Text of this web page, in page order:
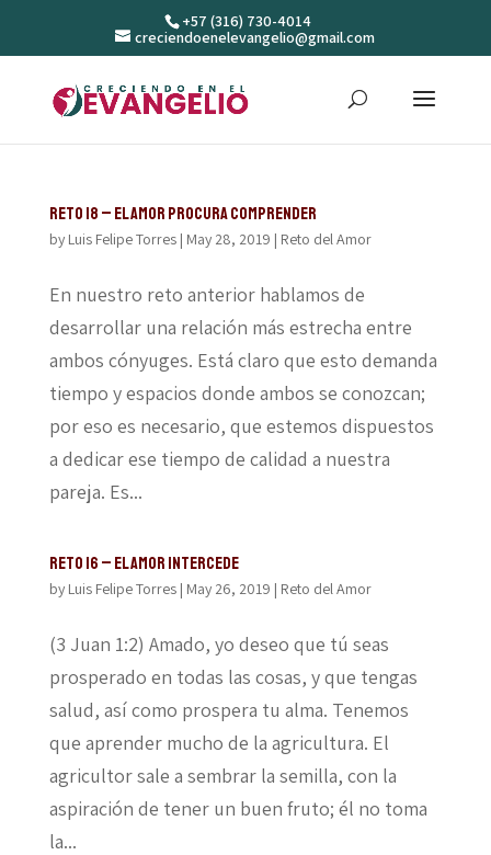
+57 (316) 730-4014
creciendoenelevangelio@gmail.com
Reto 18 – El amor procura comprender
by Luis Felipe Torres| May 28, 2019 | Reto del Amor
En nuestro reto anterior hablamos de
desarrollar una relación más estrecha entre
ambos cónyuges. Está claro que esto demanda
tiempo y espacios donde ambos se conozcan;
por eso es necesario, que estemos dispuestos
a dedicar ese tiempo de calidad a nuestra
pareja. Es...
Reto 16 – El amor intercede
by Luis Felipe Torres| May 26, 2019 | Reto del Amor
(3 Juan 1:2) Amado, yo deseo que tú seas
prosperado en todas las cosas, y que tengas
salud, así como prospera tu alma. Tenemos
que aprender mucho de la agricultura. El
agricultor sale a sembrar la semilla, con la
aspiración de tener un buen fruto; él no toma
la...